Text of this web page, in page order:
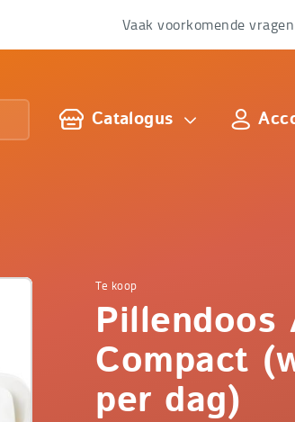
Comfoplus
-
Te koop
Pillendoos
Compact
per dag)
Over
Vaak voorkomende vragen
Catalogus